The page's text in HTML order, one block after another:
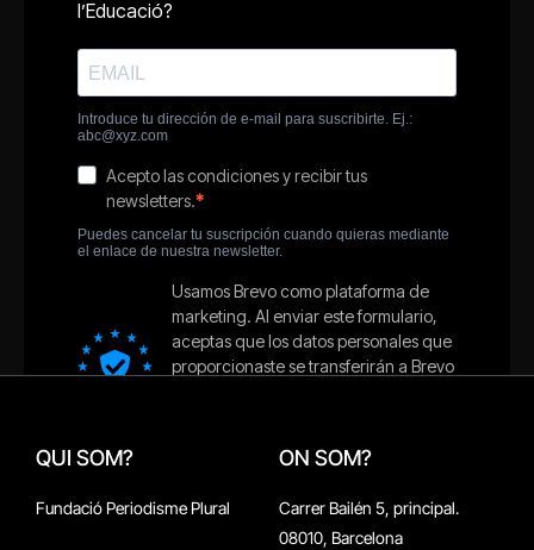
QUI SOM?
Fundació Periodisme Plural
ON SOM?
Carrer Bailén 5, principal.
08010, Barcelona